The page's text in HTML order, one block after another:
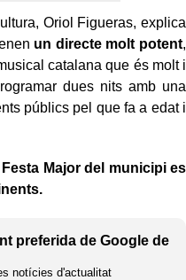
Oriol Figueras, explica
un directe molt potent,
catalana que és molt i
dues nits amb una
públics pel que fa a edat i
Major del municipi es
preferida de Google de
notícies d'actualitat